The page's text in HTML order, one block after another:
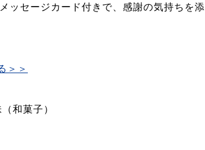
ッセージカード付きで、感謝の気持ちを添
＞＞
和菓子）